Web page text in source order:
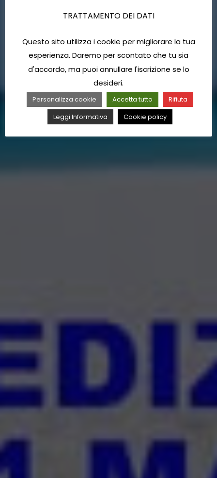
TRATTAMENTO DEI DATI
Questo sito utilizza i cookie per migliorare la tua
esperienza. Daremo per scontato che tu sia
d'accordo, ma puoi annullare l'iscrizione se lo
desideri.
Personalizza cookie Accetta tutto
Rifiuta
Leggi Informativa
Cookie policy